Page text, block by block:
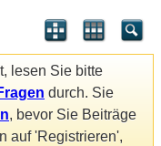
lesen Sie bitte
durch. Sie
, bevor Sie Beiträge
auf 'Registrieren',